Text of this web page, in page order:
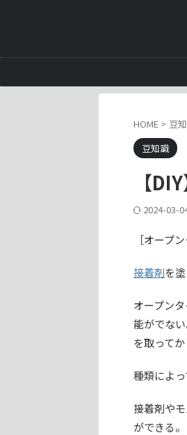
HOME > 豆
豆知識
【
2024-03-
［オープ
接着剤を
オープン
能がでな
を取って
種類によ
接着剤や
ができる